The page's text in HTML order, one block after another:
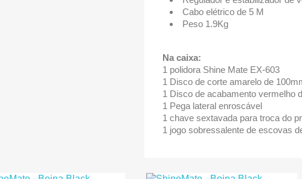
Cabo elétrico de 5 M
Peso 1.9Kg
Na caixa:
1 polidora Shine Mate EX-603
1 Disco de corte amarelo de
1 Disco de acabamento vermelho
1 Pega lateral enroscável
1 chave sextavada para troca do
1 jogo sobressalente de escovas